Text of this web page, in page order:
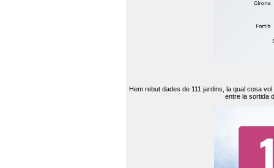
Hem rebut dades de 111 jardins, la qual cosa
entre la sortida